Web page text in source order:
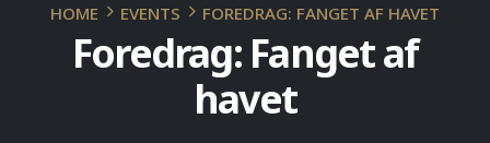
HOME EVENTS FOREDRAG: FANGET AF HAVET
Foredrag: Fanget af
havet